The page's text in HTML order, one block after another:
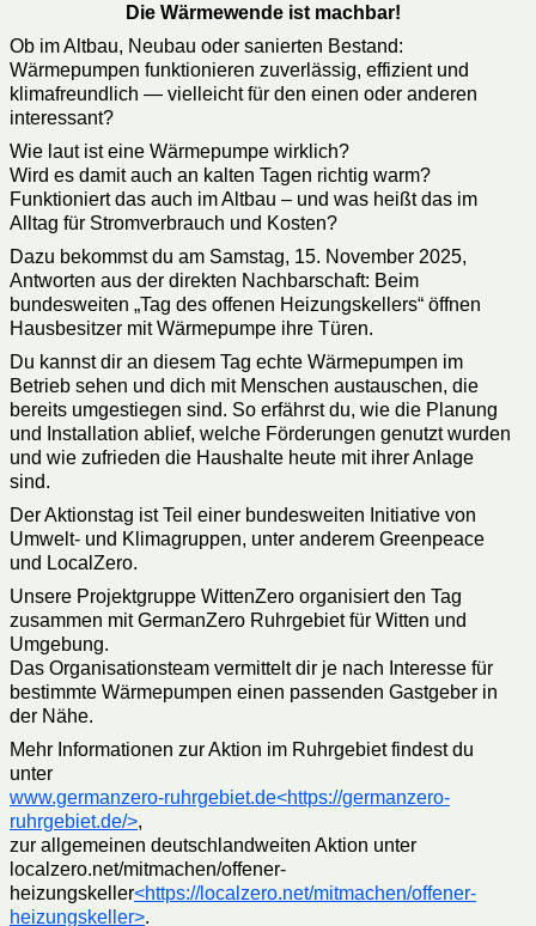
Die Wärmewende ist machbar!
Ob im Altbau, Neubau oder sanierten Bestand:
Wärmepumpen funktionieren zuverlässig, effizient und
klimafreundlich — vielleicht für den einen oder anderen
interessant?
Wie laut ist eine Wärmepumpe wirklich?
Wird es damit auch an kalten Tagen richtig warm?
Funktioniert das auch im Altbau – und was heißt das im
Alltag für Stromverbrauch und Kosten?
Dazu bekommst du am Samstag, 15. November 2025,
Antworten aus der direkten Nachbarschaft: Beim
bundesweiten „Tag des offenen Heizungskellers“ öffnen
Hausbesitzer mit Wärmepumpe ihre Türen.
Du kannst dir an diesem Tag echte Wärmepumpen im
Betrieb sehen und dich mit Menschen austauschen, die
bereits umgestiegen sind. So erfährst du, wie die Planung
und Installation ablief, welche Förderungen genutzt wurden
und wie zufrieden die Haushalte heute mit ihrer Anlage
sind.
Der Aktionstag ist Teil einer bundesweiten Initiative von
Umwelt- und Klimagruppen, unter anderem Greenpeace
und LocalZero.
Unsere Projektgruppe WittenZero organisiert den Tag
zusammen mit GermanZero Ruhrgebiet für Witten und
Umgebung.
Das Organisationsteam vermittelt dir je nach Interesse für
bestimmte Wärmepumpen einen passenden Gastgeber in
der Nähe.
Mehr Informationen zur Aktion im Ruhrgebiet findest du
unter
www.germanzero-ruhrgebiet.de<https://germanzero-
ruhrgebiet.de/>,
zur allgemeinen deutschlandweiten Aktion unter
localzero.net/mitmachen/offener-
heizungskeller<https://localzero.net/mitmachen/offener-
heizungskeller>.